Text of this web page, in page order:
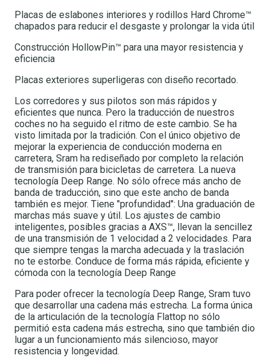
Placas de eslabones interiores y rodillos Hard Chrome™
chapados para reducir el desgaste y prolongar la vida útil
Construcción HollowPin™ para una mayor resistencia y
eficiencia
Placas exteriores superligeras con diseño recortado.
Los corredores y sus pilotos son más rápidos y
eficientes que nunca. Pero la traducción de nuestros
coches no ha seguido el ritmo de este cambio. Se ha
visto limitada por la tradición. Con el único objetivo de
mejorar la experiencia de conducción moderna en
carretera, Sram ha rediseñado por completo la relación
de transmisión para bicicletas de carretera. La nueva
tecnología Deep Range. No sólo ofrece más ancho de
banda de traducción, sino que este ancho de banda
también es mejor. Tiene "profundidad": Una graduación de
marchas más suave y útil. Los ajustes de cambio
inteligentes, posibles gracias a AXS™, llevan la sencillez
de una transmisión de 1 velocidad a 2 velocidades. Para
que siempre tengas la marcha adecuada y la traslación
no te estorbe. Conduce de forma más rápida, eficiente y
cómoda con la tecnología Deep Range
Para poder ofrecer la tecnología Deep Range, Sram tuvo
que desarrollar una cadena más estrecha. La forma única
de la articulación de la tecnología Flattop no sólo
permitió esta cadena más estrecha, sino que también dio
lugar a un funcionamiento más silencioso, mayor
resistencia y longevidad.